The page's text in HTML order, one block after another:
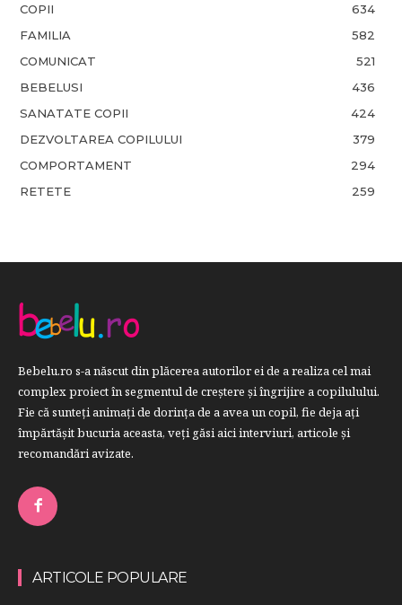
COPII
634
FAMILIA
582
COMUNICAT
521
BEBELUSI
436
SANATATE COPII
424
DEZVOLTAREA COPILULUI
379
COMPORTAMENT
294
RETETE
259
Bebelu.ro s-a născut din plăcerea autorilor ei de a realiza cel mai
complex proiect în segmentul de creştere şi îngrijire a copilulului.
Fie că sunteţi animaţi de dorinţa de a avea un copil, fie deja aţi
împărtăşit bucuria aceasta, veți găsi aici interviuri, articole şi
recomandări avizate.
ARTICOLE POPULARE